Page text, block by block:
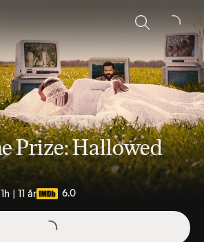
Sök
Prize: Hallowed
| 11 år 6.0